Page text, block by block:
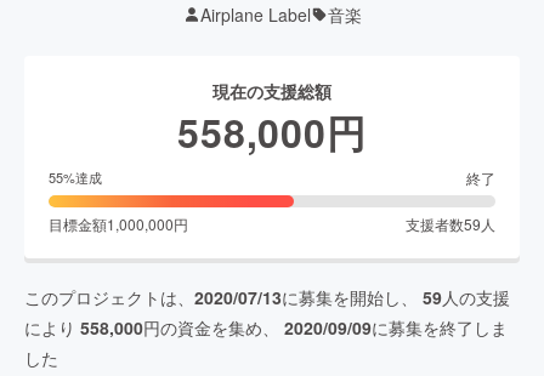
Airplane Label 音楽
現在の支援総額
558,000円
55%達成 終了
目標金額1,000,000円 支援者数59 人
このプロジェクトは、 2020/07/13に募集を開始し、 59人の支援
により 558,000円の資金を集め、 2020/09/09に募集を終了しま
した